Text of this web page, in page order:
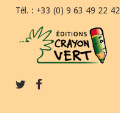
Tél. : +33 (0) 9 63 49 22 42